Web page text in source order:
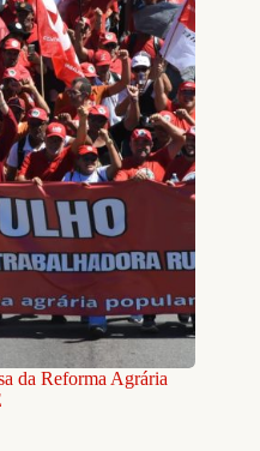
da Reforma Agrária